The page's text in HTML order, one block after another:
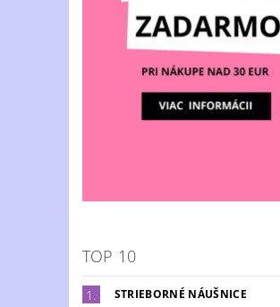
TOP 10
STRIEBORNÉ NÁUŠNICE